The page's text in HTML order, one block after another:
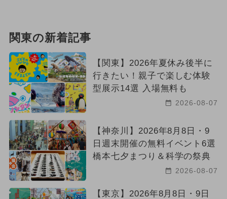
関東の新着記事
【関東】2026年夏休み後半に
行きたい！親子で楽しむ体験
型展示14選 入場無料も
2026-08-07
【神奈川】2026年8月8日・9
日週末開催の無料イベント6選
橋本七夕まつり＆科学の祭典
2026-08-07
【東京】2026年8月8日・9日